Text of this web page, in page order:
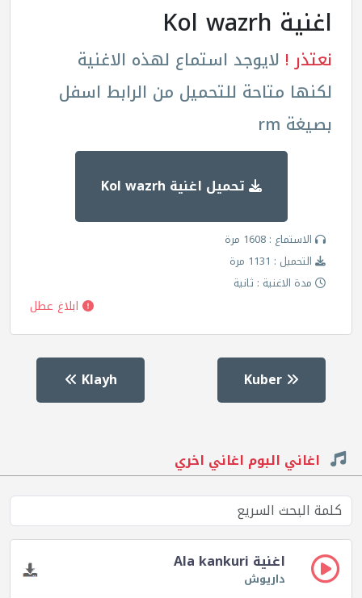
اغنية Kol wazrh
نعتذر ! لايوجد استماع لهذه الاغنية
لكنها متاحة للتحميل من الرابط اسفل
بصيغة rm
تحميل اغنية Kol wazrh
الاستماع : 1608 مرة
التحميل : 1131 مرة
مدة الاغنية : ثانية
ابلاغ عطل
Klayh
اغاني البوم اغاني اخري
اغنية Ala kankuri
داريوش